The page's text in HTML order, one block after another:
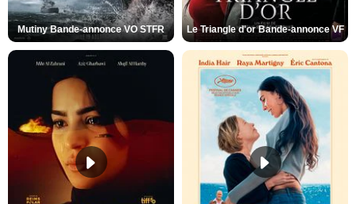
Mutiny Bande-annonce VO STFR Le Triangle d'or Bande-annonce VF